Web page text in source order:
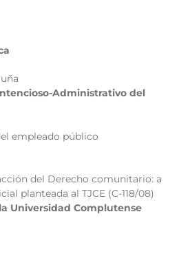
Administrativo del
empleado público
del Derecho comunitario: a
planteada al TJCE (C-118/08)
Universidad Complutense